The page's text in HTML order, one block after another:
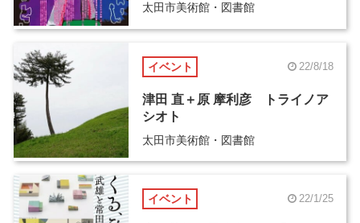
太田市美術館・図書館
イベント 22/8/18
津田 直＋原 摩利彦 トライノア
シオト
太田市美術館・図書館
イベント 22/1/25